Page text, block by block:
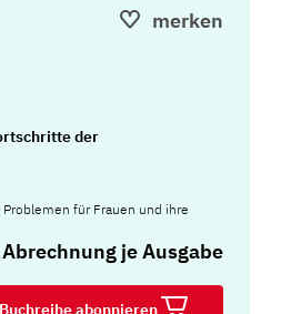
merken
der
für Frauen und ihre
Abrechnung je Ausgabe
Buchreihe abonnieren